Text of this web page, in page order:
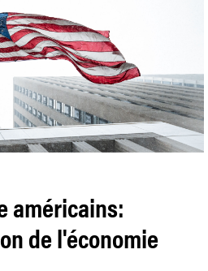
américains:
de l'économie